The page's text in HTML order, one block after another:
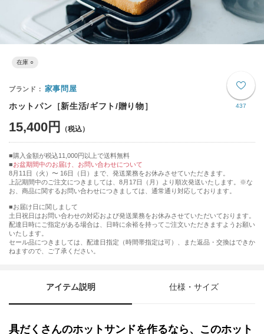
在庫 ○
437
家事問屋
ホットパン［新生活/ギフト/贈り物］
15,400円
購入金額が税込11,000円以上で送料無料
お盆期間中のお届け、お問い合わせについて
8月11日（火）〜 16日（日）まで、発送業務をお休みさせていただきます。
上記期間中のご注文につきましては、8月17日（月）より順次発送いたします。※な
お、商品に関するお問い合わせにつきましては、通常通り対応しております。
■お届け日に関しまして
土日祝日はお問い合わせの対応および発送業務をお休みさせていただいております。
配達日時にご指定がある場合は、日時に余裕を持ってご注文いただきますようお願い
いたします。
セール品につきましては、配達日指定（時間帯指定は可）、また返品・交換はできか
ねますので、ご了承ください。
アイテム説明 仕様・サイズ
具だくさんのホットサンドを作るなら、このホット